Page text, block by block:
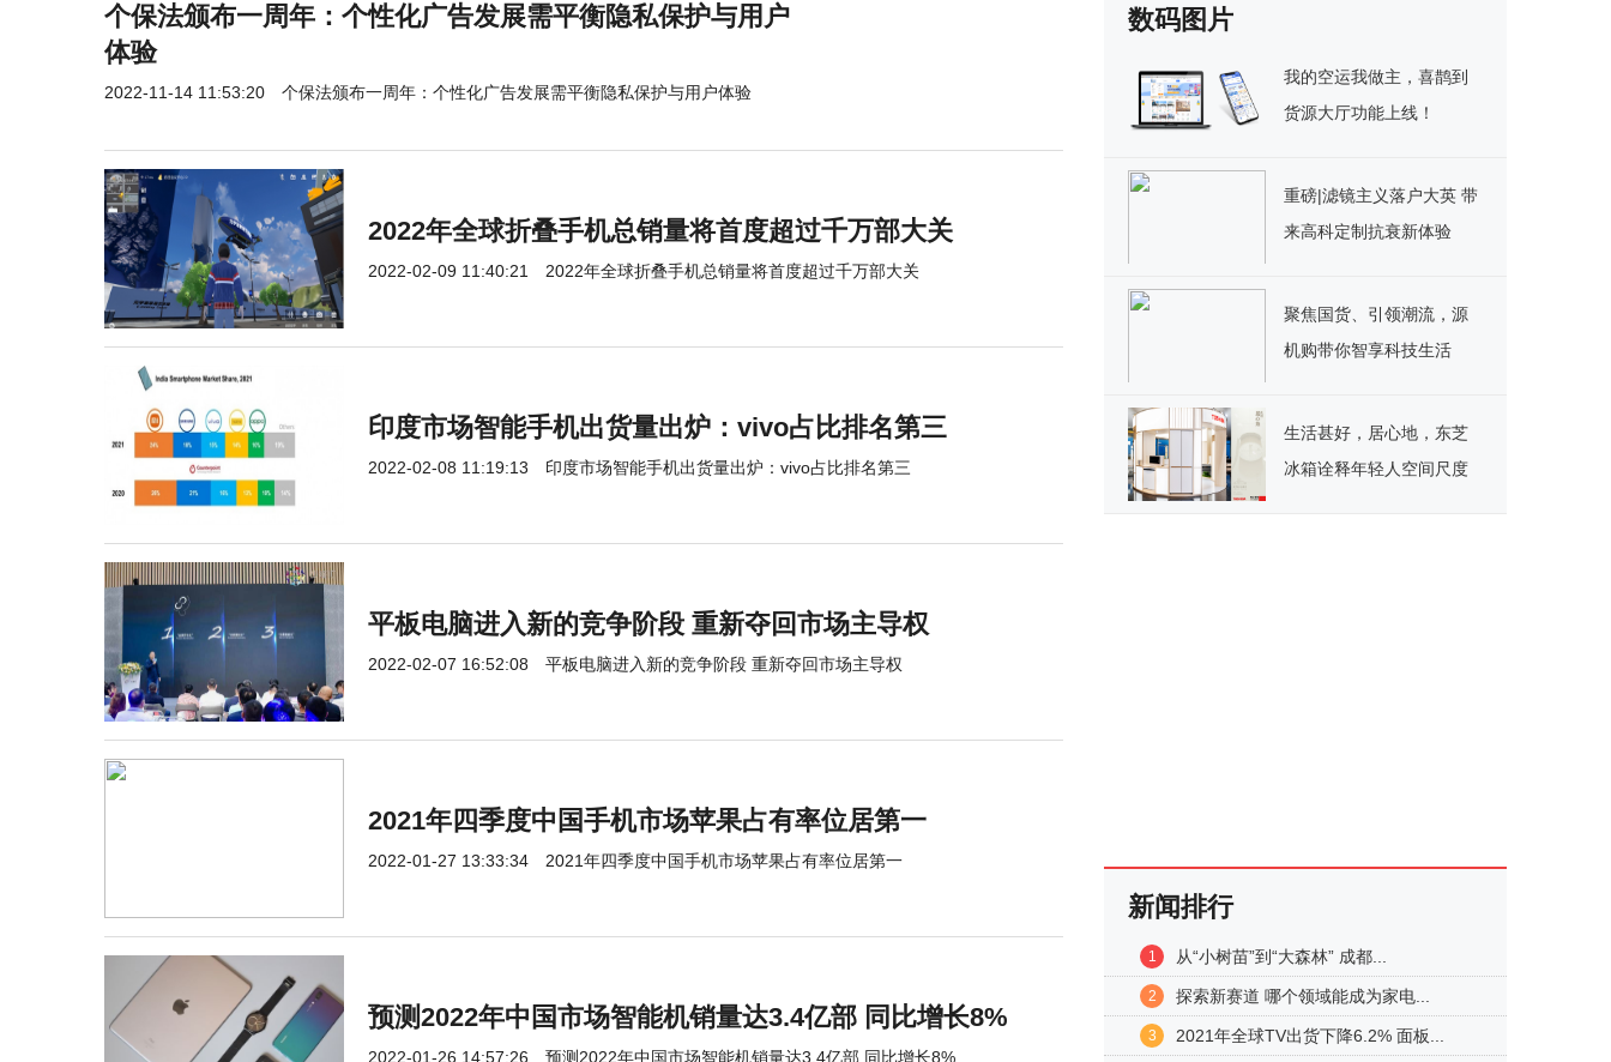
个保法颁布一周年：个性化广告发展需平衡隐私保护与用户
体验
2022-11-14 11:53:20 个保法颁布一周年：个性化广告发展需平衡隐私保护与用户体验
2022年全球折叠手机总销量将首度超过千万部大关
2022-02-09 11:40:21 2022年全球折叠手机总销量将首度超过千万部大关
印度市场智能手机出货量出炉：vivo占比排名第三
2022-02-08 11:19:13 印度市场智能手机出货量出炉：vivo占比排名第三
平板电脑进入新的竞争阶段 重新夺回市场主导权
2022-02-07 16:52:08 平板电脑进入新的竞争阶段 重新夺回市场主导权
2021年四季度中国手机市场苹果占有率位居第一
2022-01-27 13:33:34 2021年四季度中国手机市场苹果占有率位居第一
预测2022年中国市场智能机销量达3.4亿部 同比增长8%
2022-01-26 14:57:26 预测2022年中国市场智能机销量达3.4亿部 同比增长8%
数码图片
我的空运我做主，喜鹊到
货源大厅功能上线！
重磅|滤镜主义落户大英 带
来高科定制抗衰新体验
聚焦国货、引领潮流，源
机购带你智享科技生活
生活甚好，居心地，东芝
冰箱诠释年轻人空间尺度
新闻排行
1 从“小树苗”到“大森林” 成都...
2 探索新赛道 哪个领域能成为家电...
3 2021年全球TV出货下降6.2% 面板...